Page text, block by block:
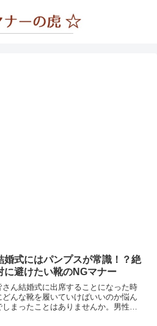
婚式にはパンプスが常識！？絶
に避けたい靴のNGマナー
さん結婚式に出席することになった時
どんな靴を履いていけばいいのか悩ん
しまったことはありませんか。男性の